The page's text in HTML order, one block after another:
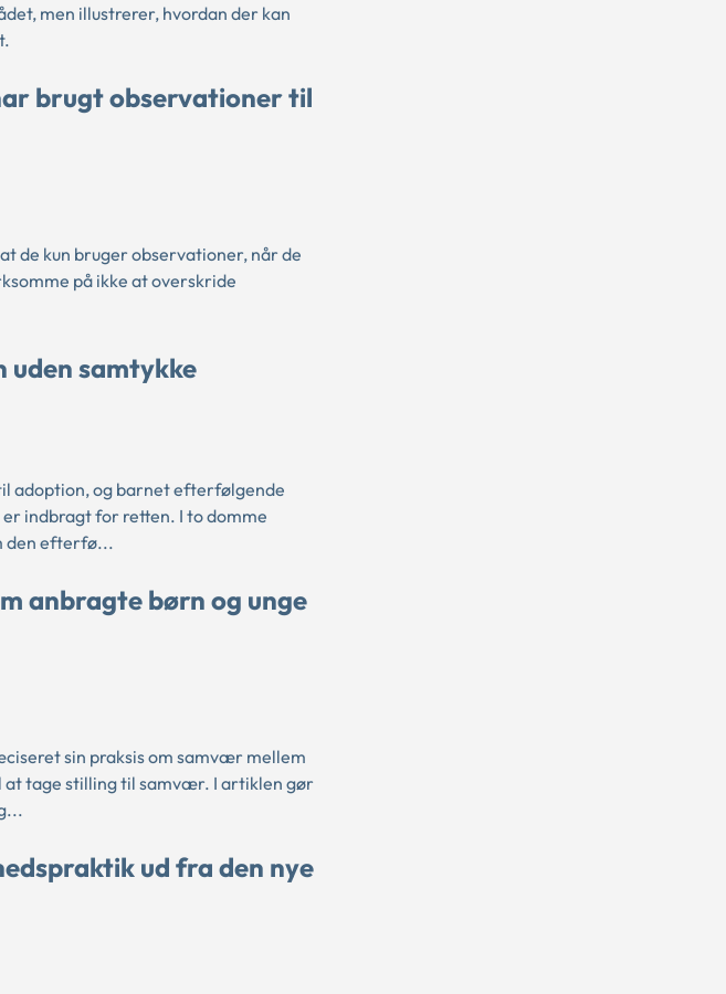
men illustrerer, hvordan der kan
brugt observationer til
de kun bruger observationer, når de
på ikke at overskride
samtykke
adoption, og barnet efterfølgende
indbragt for retten. I to domme
den efterfø...
anbragte børn og unge
sin praksis om samvær mellem
at tage stilling til samvær. I artiklen gør
ud fra den nye